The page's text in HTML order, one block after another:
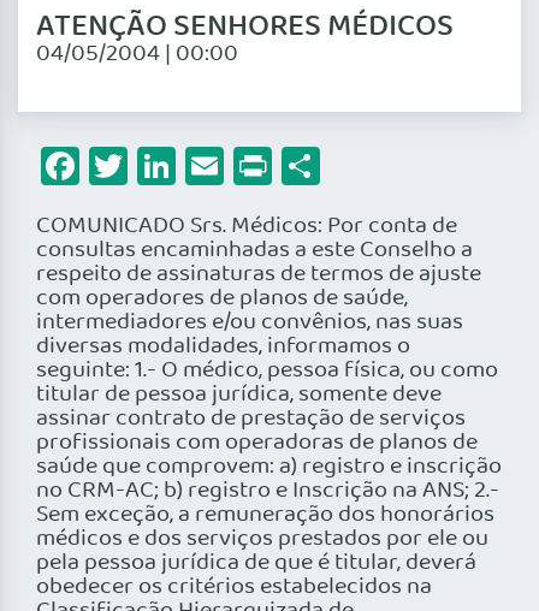
ATENÇÃO SENHORES MÉDICOS
04/05/2004 | 00:00
Facebook
Twitter
LinkedIn
Email
Print
COMUNICADO Srs. Médicos: Por conta de
consultas encaminhadas a este Conselho a
respeito de assinaturas de termos de ajuste
com operadores de planos de saúde,
intermediadores e/ou convênios, nas suas
diversas modalidades, informamos o
seguinte: 1.- O médico, pessoa física, ou como
titular de pessoa jurídica, somente deve
assinar contrato de prestação de serviços
profissionais com operadoras de planos de
saúde que comprovem: a) registro e inscrição
no CRM-AC; b) registro e Inscrição na ANS; 2.-
Sem exceção, a remuneração dos honorários
médicos e dos serviços prestados por ele ou
pela pessoa jurídica de que é titular, deverá
obedecer os critérios estabelecidos na